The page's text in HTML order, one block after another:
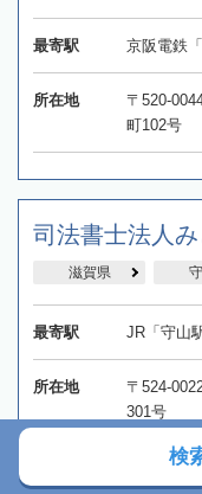
最寄駅 京阪電鉄
所在地
〒520-
町102号
司法書士法人
滋賀県
最寄駅 JR「守山
所在地
〒524-
301号
検